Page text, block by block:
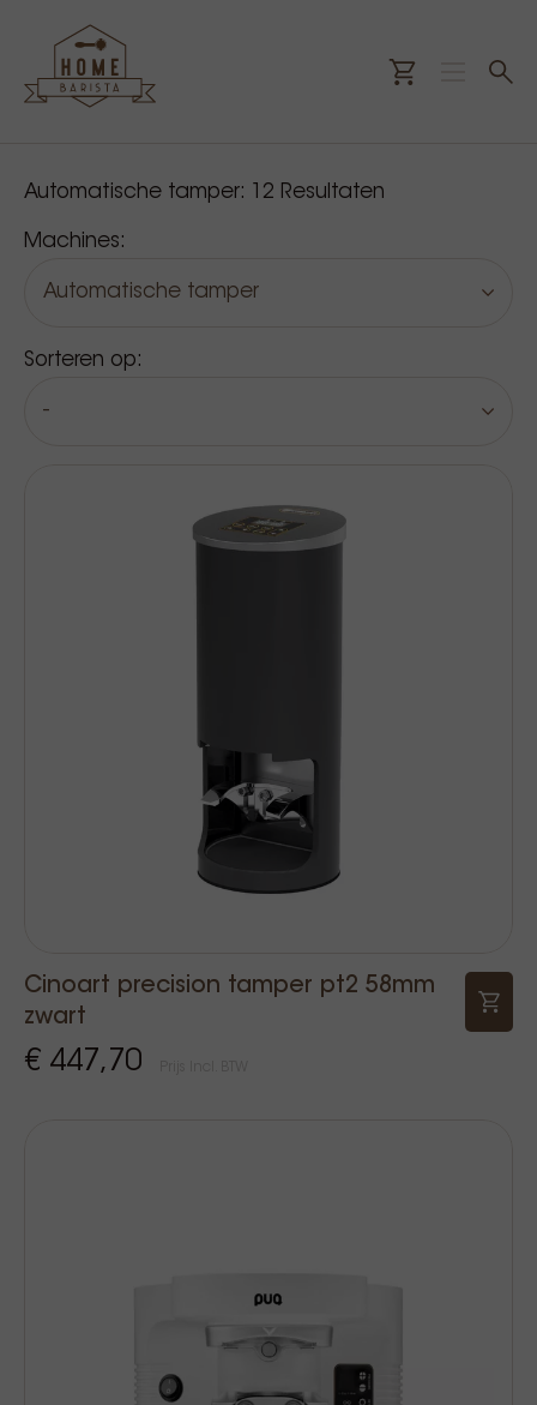
Onze producten
Automatische tamper: 12 Resultaten
Machines:
Automatische tamper
Sorteren op:
-
Cinoart precision tamper pt2 58mm
zwart
€ 447,70